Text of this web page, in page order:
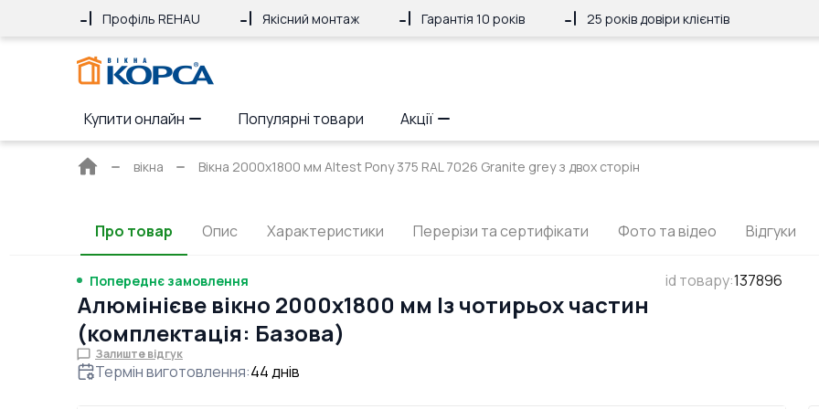
Профіль REHAU Якісний монтаж Гарантія 10 років 25 років довіри клієнтів
Купити онлайн Популярні товари Акції
Головна
вікна Вікна 2000x1800 мм Altest Pony 375 RAL 7026 Granite grey з двох сторін
Про товар Опис Характеристики Перерізи та сертифікати Фото та відео Відгуки
Попереднє замовлення id товару:137896
Алюмінієве вікно 2000x1800 мм Із чотирьох частин
(комплектація: Базова)
Залиште відгук
Термін виготовлення:44днів